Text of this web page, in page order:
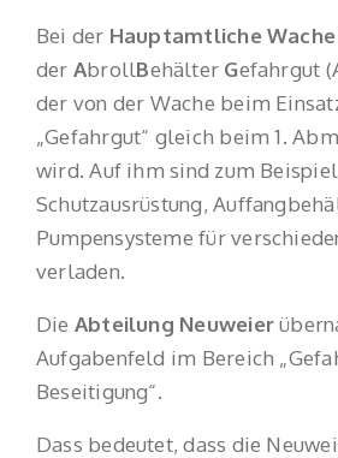
Bei der Hauptamtliche Wache
der AbrollBehälter Gefahrgut
der von der Wache beim
„Gefahrgut“ gleich beim 1.
wird. Auf ihm sind zum Beispiel
Schutzausrüstung,
Pumpensysteme für
verladen.
Die Abteilung Neuweier
Aufgabenfeld im Bereich
Beseitigung“.
Dass bedeutet, dass die